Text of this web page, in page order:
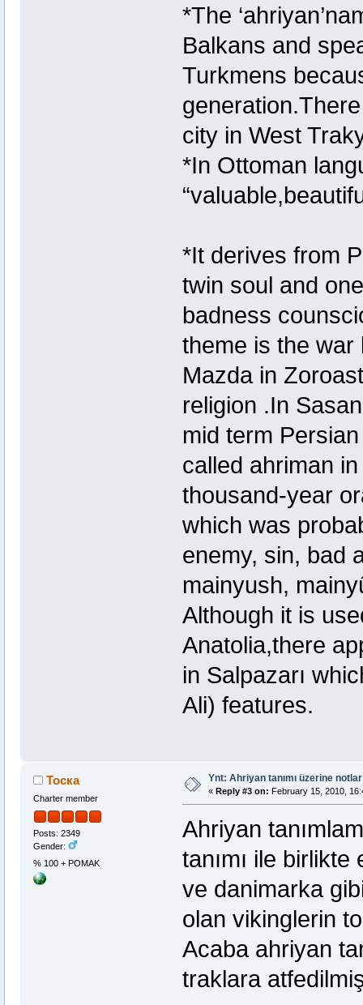
*The
Balkans and
Turkmens
city in West
*In Ottoman
*It derives from
twin soul and
badness
theme is the war
Mazda in
religion .In
mid term
called ahriman
thousand-year
which was
enemy, sin, bad
mainyush,
Although it is
Anatolia,there
in Salpazarı
Ali) features.
Тоска
Charter member
Posts: 2349
Gender:
% 100 + POMAK
Ynt: Ahriyan tanımı üzerine notlar
« Reply #3 on: February 15, 2010,
Ahriyan
tanımı ile
ve danimarka
olan vikinglerin
Acaba ahriyan
traklara